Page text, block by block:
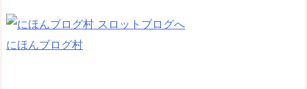
にほんブログ村